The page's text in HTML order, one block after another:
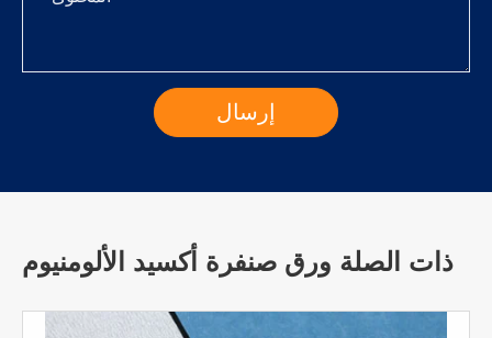
ذات الصلة ورق صنفرة أكسيد الألومنيوم